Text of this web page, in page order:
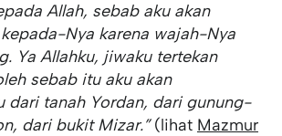
Allah, sebab aku akan
Nya karena wajah-Nya
Ya Allahku, jiwaku tertekan
sebab itu aku akan
dari tanah Yordan, dari gunung-
dari bukit Mizar.”(lihat Mazmur